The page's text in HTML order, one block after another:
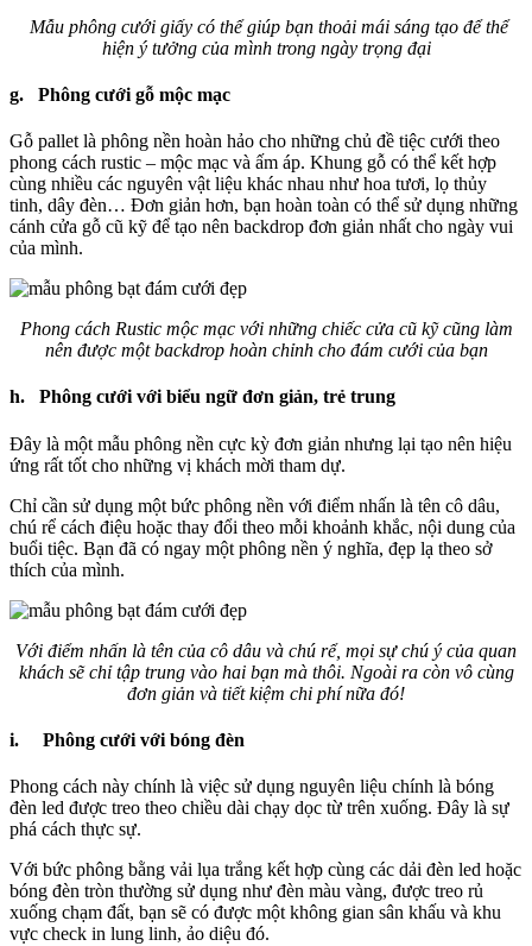
Mẫu phông cưới giấy có thể giúp bạn thoải mái sáng tạo để thể
hiện ý tưởng của mình trong ngày trọng đại
g. Phông cưới gỗ mộc mạc
Gỗ pallet là phông nền hoàn hảo cho những chủ đề tiệc cưới theo
phong cách rustic – mộc mạc và ấm áp. Khung gỗ có thể kết hợp
cùng nhiều các nguyên vật liệu khác nhau như hoa tươi, lọ thủy
tinh, dây đèn… Đơn giản hơn, bạn hoàn toàn có thể sử dụng những
cánh cửa gỗ cũ kỹ để tạo nên backdrop đơn giản nhất cho ngày vui
của mình.
Phong cách Rustic mộc mạc với những chiếc cửa cũ kỹ cũng làm
nên được một backdrop hoàn chỉnh cho đám cưới của bạn
h. Phông cưới với biểu ngữ đơn giản, trẻ trung
Đây là một mẫu phông nền cực kỳ đơn giản nhưng lại tạo nên hiệu
ứng rất tốt cho những vị khách mời tham dự.
Chỉ cần sử dụng một bức phông nền với điểm nhấn là tên cô dâu,
chú rể cách điệu hoặc thay đổi theo mỗi khoảnh khắc, nội dung của
buổi tiệc. Bạn đã có ngay một phông nền ý nghĩa, đẹp lạ theo sở
thích của mình.
Với điểm nhấn là tên của cô dâu và chú rể, mọi sự chú ý của quan
khách sẽ chỉ tập trung vào hai bạn mà thôi. Ngoài ra còn vô cùng
đơn giản và tiết kiệm chi phí nữa đó!
i. Phông cưới với bóng đèn
Phong cách này chính là việc sử dụng nguyên liệu chính là bóng
đèn led được treo theo chiều dài chạy dọc từ trên xuống. Đây là sự
phá cách thực sự.
Với bức phông bằng vải lụa trắng kết hợp cùng các dải đèn led hoặc
bóng đèn tròn thường sử dụng như đèn màu vàng, được treo rủ
xuống chạm đất, bạn sẽ có được một không gian sân khấu và khu
vực check in lung linh, ảo diệu đó.